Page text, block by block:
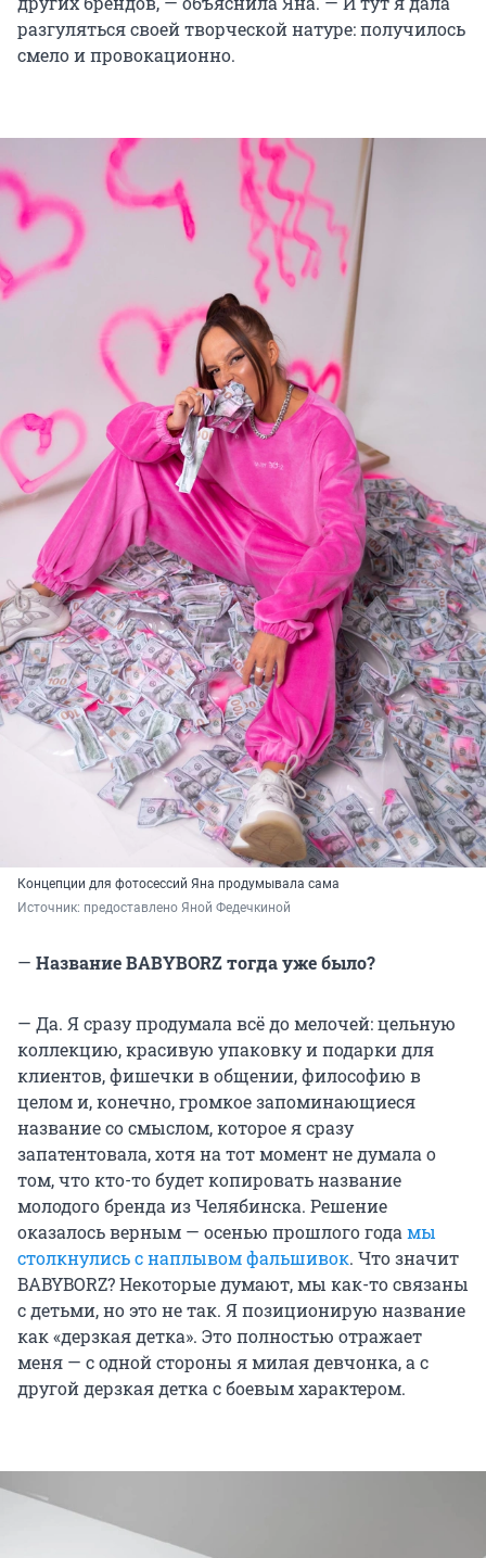
разгуляться своей творческой натуре: получилось
смело и провокационно.
Концепции для фотосессий Яна продумывала сама
Источник: предоставлено Яной Федечкиной
— Название BABYBORZ тогда уже было?
— Да. Я сразу продумала всё до мелочей: цельную
коллекцию, красивую упаковку и подарки для
клиентов, фишечки в общении, философию в
целом и, конечно, громкое запоминающиеся
название со смыслом, которое я сразу
запатентовала, хотя на тот момент не думала о
том, что кто-то будет копировать название
молодого бренда из Челябинска. Решение
оказалось верным — осенью прошлого годамы
столкнулись с наплывом фальшивок. Что значит
BABYBORZ? Некоторые думают, мы как-то связаны
с детьми, но это не так. Я позиционирую название
как «дерзкая детка». Это полностью отражает
меня — с одной стороны я милая девчонка, а с
другой дерзкая детка с боевым характером.